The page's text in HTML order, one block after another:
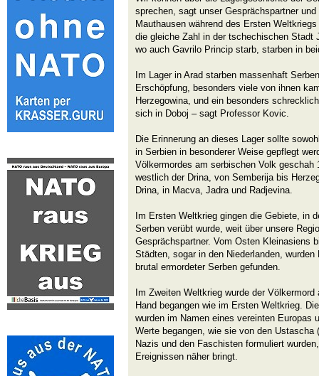
sprechen, sagt unser Gesprächspartner
Mauthausen während des Ersten
die gleiche Zahl in der tschechischen Stadt
wo auch Gavrilo Princip starb, starben in
Im Lager in Arad starben massenhaft
Erschöpfung, besonders viele von ihnen
Herzegowina, und ein besonders
sich in Doboj – sagt Professor Kovic.
Die Erinnerung an dieses Lager sollte
in Serbien in besonderer Weise gepflegt
Völkermordes am serbischen Volk geschah
westlich der Drina, von Semberija bis
Drina, in Macva, Jadra und Radjevina.
Im Ersten Weltkrieg gingen die Gebiete, in
Serben verübt wurde, weit über unsere
Gesprächspartner. Vom Osten Kleinasiens
Städten, sogar in den Niederlanden,
brutal ermordeter Serben gefunden.
Im Zweiten Weltkrieg wurde der
Hand begangen wie im Ersten Weltkrieg.
wurden im Namen eines vereinten Europas
Werte begangen, wie sie von den
Nazis und den Faschisten formuliert
Ereignissen näher bringt.